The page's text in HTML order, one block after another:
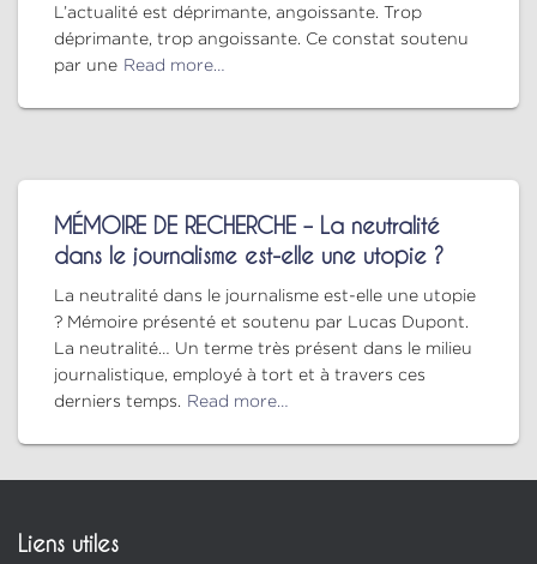
L’actualité est déprimante, angoissante. Trop
déprimante, trop angoissante. Ce constat soutenu
par une Read more…
MÉMOIRE DE RECHERCHE – La neutralité
dans le journalisme est-elle une utopie ?
La neutralité dans le journalisme est-elle une utopie
? Mémoire présenté et soutenu par Lucas Dupont.
La neutralité… Un terme très présent dans le milieu
journalistique, employé à tort et à travers ces
derniers temps.
Read more…
Liens utiles